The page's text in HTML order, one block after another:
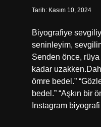
Tarih: Kasım 10, 2024
Biyografiye
seninleyim,
Senden önce,
kadar
ömre bedel.”
bedel.” “Aşkın bir
Instagram